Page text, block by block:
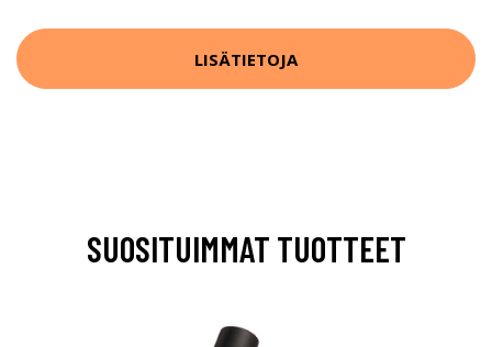
LISÄTIETOJA
SUOSITUIMMAT TUOTTEET